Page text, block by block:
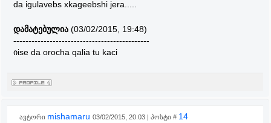
იქნება და თავის დაცვა გაუჭირდება და მაქსიმუმ
საშუალებები მეი დაამარცხოს.
da igulavebs xkageebshi jera.....
დამატებულია (03/02/2015, 19:48)
---------------------------------------------
იise da orocha qalia tu kaci
ავტორი mishamaru 03/02/2015, 20:03 | პოსტი # 14